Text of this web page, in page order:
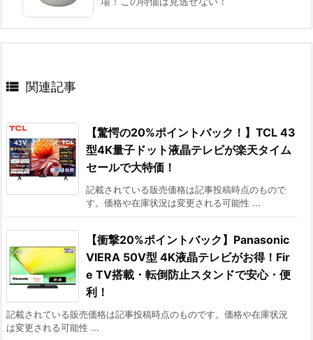
 関連記事
【驚愕の20%ポイントバック！】TCL 43
型4K量子ドット液晶テレビが楽天タイム
セールで大特価！
記載されている販売価格は記事投稿時点のもので
す。価格や在庫状況は変更される可能性 ...
【衝撃20%ポイントバック】Panasonic
VIERA 50V型 4K液晶テレビがお得！Fir
e TV搭載・転倒防止スタンドで安心・便
利！
記載されている販売価格は記事投稿時点のものです。価格や在庫状況
は変更される可能性 ...